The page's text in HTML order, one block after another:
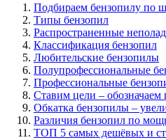
Подбираем бензопилу по
Типы бензопил
Распространенные
Классификация бензопил
Любительские бензопилы
Полупрофессиональные
Профессиональные
Ставим цели – обозначаем
Обкатка бензопилы –
Различия бензопил по
ТОП 5 самых дешёвых и